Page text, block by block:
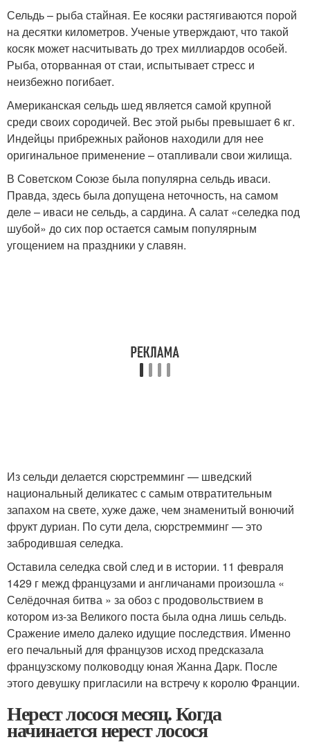
Сельдь – рыба стайная. Ее косяки растягиваются порой
на десятки километров. Ученые утверждают, что такой
косяк может насчитывать до трех миллиардов особей.
Рыба, оторванная от стаи, испытывает стресс и
неизбежно погибает.
Американская сельдь шед является самой крупной
среди своих сородичей. Вес этой рыбы превышает 6 кг.
Индейцы прибрежных районов находили для нее
оригинальное применение – отапливали свои жилища.
В Советском Союзе была популярна сельдь иваси.
Правда, здесь была допущена неточность, на самом
деле – иваси не сельдь, а сардина. А салат «селедка под
шубой» до сих пор остается самым популярным
угощением на праздники у славян.
Из сельди делается сюрстремминг — шведский
национальный деликатес с самым отвратительным
запахом на свете, хуже даже, чем знаменитый вонючий
фрукт дуриан. По сути дела, сюрстремминг — это
забродившая селедка.
Оставила селедка свой след и в истории. 11 февраля
1429 г межд французами и англичанами произошла «
Селёдочная битва » за обоз с продовольствием в
котором из-за Великого поста была одна лишь сельдь.
Сражение имело далеко идущие последствия. Именно
его печальный для французов исход предсказала
французскому полководцу юная Жанна Дарк. После
этого девушку пригласили на встречу к королю Франции.
Нерест лосося месяц. Когда
начинается нерест лосося